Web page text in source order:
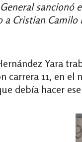
sancionó
a Cristian Camilo
Yara
carrera 11, en
debía hacer